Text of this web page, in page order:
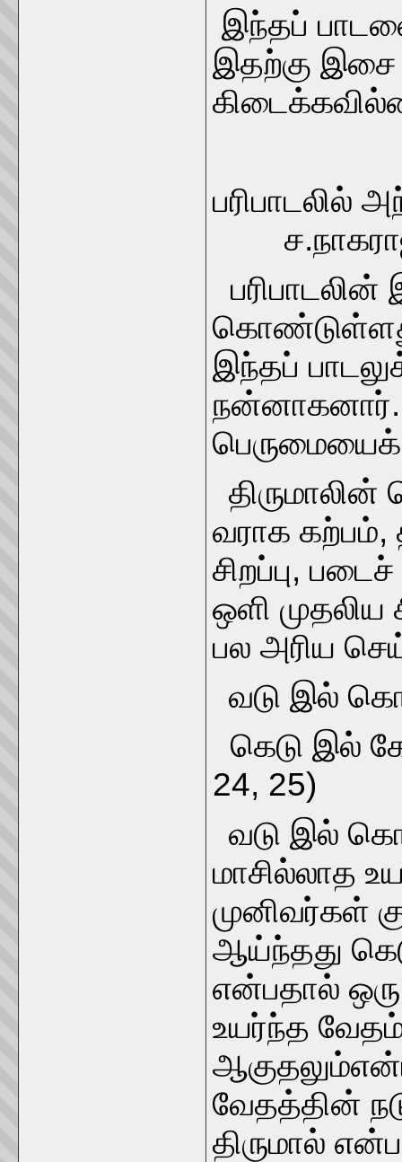
இந்தப்
இதற்கு இசை
பரிபாடலில்
இந்தப்
நன்னாகனார்.
வராக கற்பம்,
சிறப்பு,
ஒளி முதலிய
பல அரிய
வடு இல்
கெடு இல்
24, 25)
வடு இல்
மாசில்லாத
முனிவர்கள்
ஆய்ந்தது
என்பதால்
உயர்ந்த வேதம்
வேதத்தின்
திருமால்